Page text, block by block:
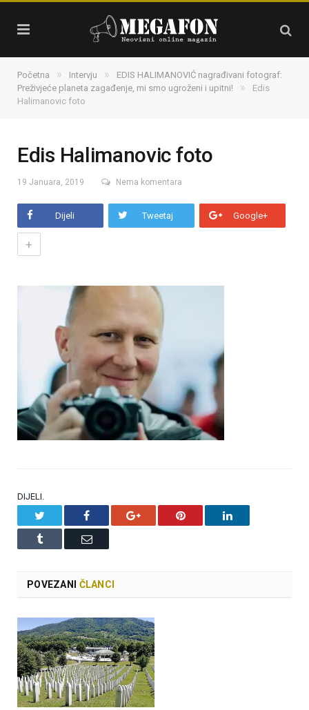
Početna » Intervju »
EDIS HALIMANOVIĆ nagrađivani fotograf:
Preživjeće planeta zagađenje, mi smo ugroženi i upitni!
»
Edis
Halimanovic foto
Edis Halimanovic foto
19 Januara, 2019 Nema komentara
Dijeli Tweetaj Google+
+
DIJELI.
Facebook Google+ Pinterest LinkedIn
Tumblr Email
POVEZANI ČLANCI